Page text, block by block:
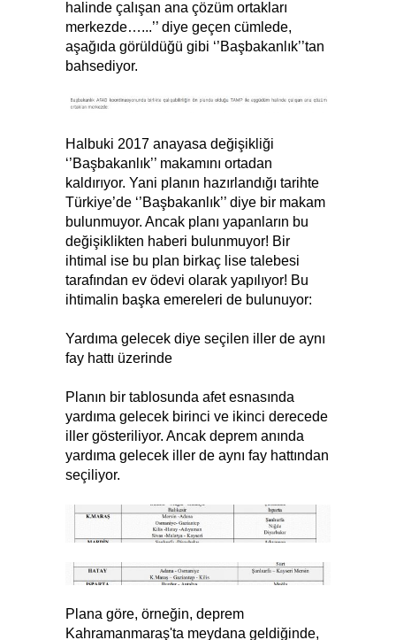
halinde çalışan ana çözüm ortakları
merkezde…...’’ diye geçen cümlede,
aşağıda görüldüğü gibi ‘’Başbakanlık’’tan
bahsediyor.
Halbuki 2017 anayasa değişikliği
‘’Başbakanlık’’ makamını ortadan
kaldırıyor. Yani planın hazırlandığı tarihte
Türkiye’de ‘’Başbakanlık’’ diye bir makam
bulunmuyor. Ancak planı yapanların bu
değişiklikten haberi bulunmuyor! Bir
ihtimal ise bu plan birkaç lise talebesi
tarafından ev ödevi olarak yapılıyor! Bu
ihtimalin başka emereleri de bulunuyor:
Yardıma gelecek diye seçilen iller de aynı
fay hattı üzerinde
Planın bir tablosunda afet esnasında
yardıma gelecek birinci ve ikinci derecede
iller gösteriliyor. Ancak deprem anında
yardıma gelecek iller de aynı fay hattından
seçiliyor.
Plana göre, örneğin, deprem
Kahramanmaraş'ta meydana geldiğinde,